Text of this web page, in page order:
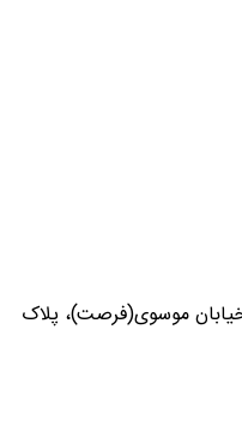
موسوی(فرصت)، پلاک